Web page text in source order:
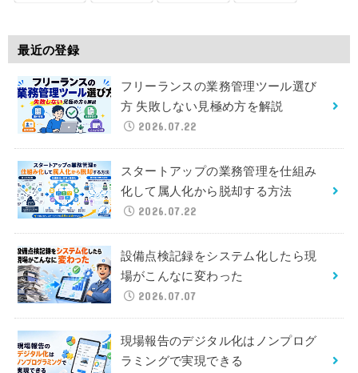
最近の登録
フリーランスの業務管理ツール選び
方 失敗しない見極め方を解説
2026.07.22
スタートアップの業務管理を仕組み
化して属人化から脱却する方法
2026.07.22
設備点検記録をシステム化したら現
場がこんなに変わった
2026.07.07
現場報告のデジタル化はノンプログ
ラミングで実現できる